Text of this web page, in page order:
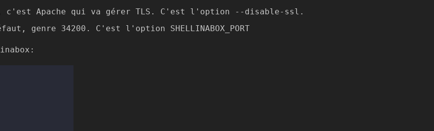
c'est Apache qui va gérer TLS. C'est l'option --disable-ssl.
genre 34200. C'est l'option SHELLINABOX_PORT
: